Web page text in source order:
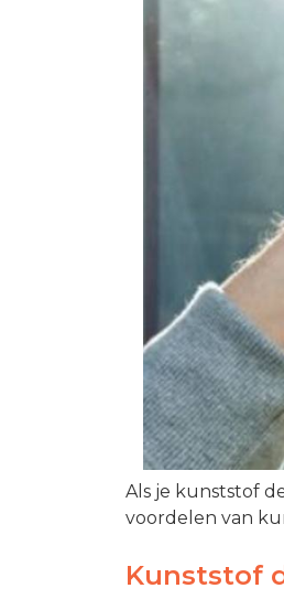
Als je kunststof
voordelen van
Kunststof